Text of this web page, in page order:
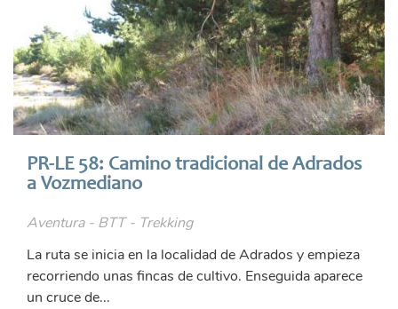
PR-LE 58: Camino tradicional de Adrados
a Vozmediano
Aventura - BTT - Trekking
La ruta se inicia en la localidad de Adrados y empieza
recorriendo unas fincas de cultivo. Enseguida aparece
un cruce de...